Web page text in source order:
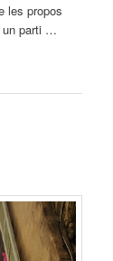
les propos
un parti …